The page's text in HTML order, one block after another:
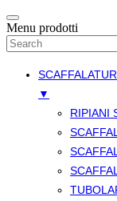
Menu prodotti
▼
RIPIANI